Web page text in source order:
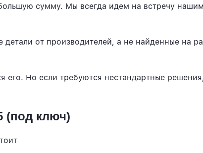
сумму. Мы всегда идем на встречу
от производителей, а не найденные на
Но если требуются нестандартные
(под ключ)